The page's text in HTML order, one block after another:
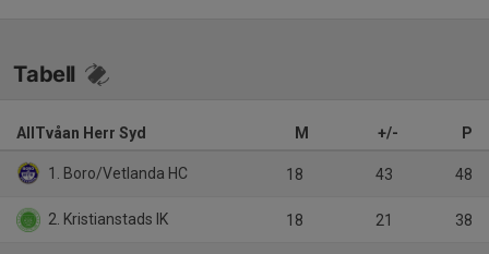
Tabell
AllTvåan Herr Syd M +/- P
1. Boro/Vetlanda HC 18 43 48
2. Kristianstads IK 18 21 38